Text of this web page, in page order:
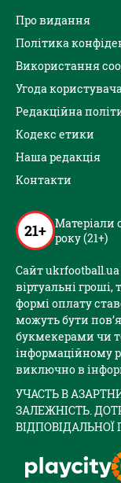
Про видання
Політика
Використання
Угода
Редакційна
Кодекс етики
Наша редакція
Контакти
21+ Матеріали
року (21+)
Сайт ukrfootball.ua
віртуальні
формі оплату
можуть бути
букмекерами чи
інформаційному
виключно в
УЧАСТЬ В
ЗАЛЕЖНІСТЬ.
ВІДПОВІДАЛЬНОЇ